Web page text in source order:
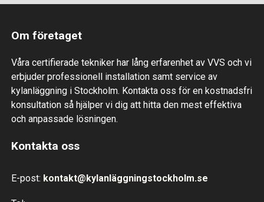
Om företaget
Våra certifierade tekniker har lång erfarenhet av VVS och vi
erbjuder professionell installation samt service av
kylanläggning i Stockholm. Kontakta oss för en kostnadsfri
konsultation så hjälper vi dig att hitta den mest effektiva
och anpassade lösningen.
Kontakta oss
E-post: kontakt@kylanläggningstockholm.se